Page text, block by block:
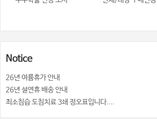
Notice
26년 여륨휴가 안내
26년 설연휴 배송 안내
최소침습 도침치료 3쇄 정오표입니다....